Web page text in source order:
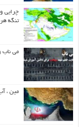
چرایی
تنگه
می ناب
مین ،